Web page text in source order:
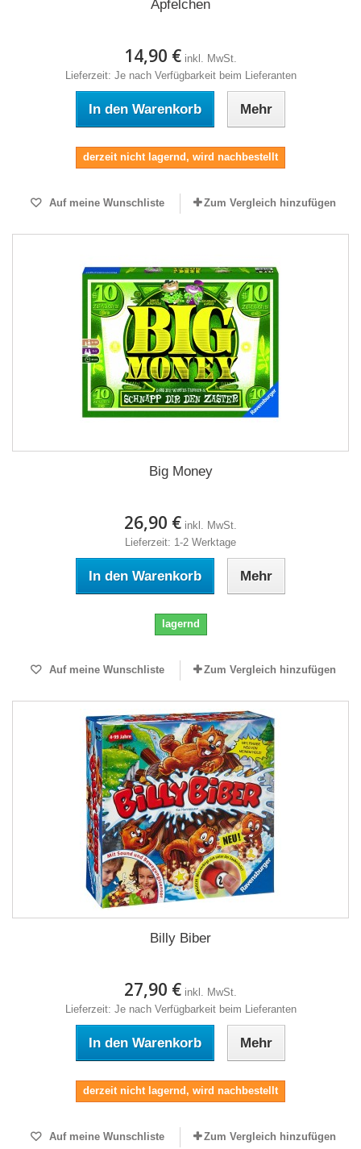
Äpfelchen
14,90 € inkl. MwSt.
Lieferzeit: Je nach Verfügbarkeit beim Lieferanten
In den Warenkorb Mehr
derzeit nicht lagernd, wird nachbestellt
Auf meine Wunschliste Zum Vergleich hinzufügen
Big Money
26,90 € inkl. MwSt.
Lieferzeit: 1-2 Werktage
In den Warenkorb Mehr
lagernd
Auf meine Wunschliste Zum Vergleich hinzufügen
Billy Biber
27,90 € inkl. MwSt.
Lieferzeit: Je nach Verfügbarkeit beim Lieferanten
In den Warenkorb Mehr
derzeit nicht lagernd, wird nachbestellt
Auf meine Wunschliste Zum Vergleich hinzufügen